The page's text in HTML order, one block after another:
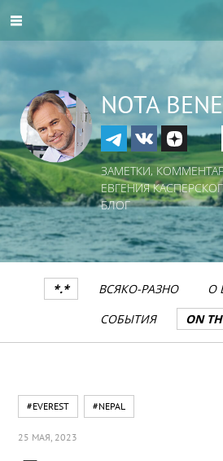
NOTA BENE
ЗАМЕТКИ,
ЕВГЕНИЯ
БЛОГ
*.* ВСЯКО-РАЗНО
О
СОБЫТИЯ
ON
#EVEREST #NEPAL
25 МАЯ, 2023